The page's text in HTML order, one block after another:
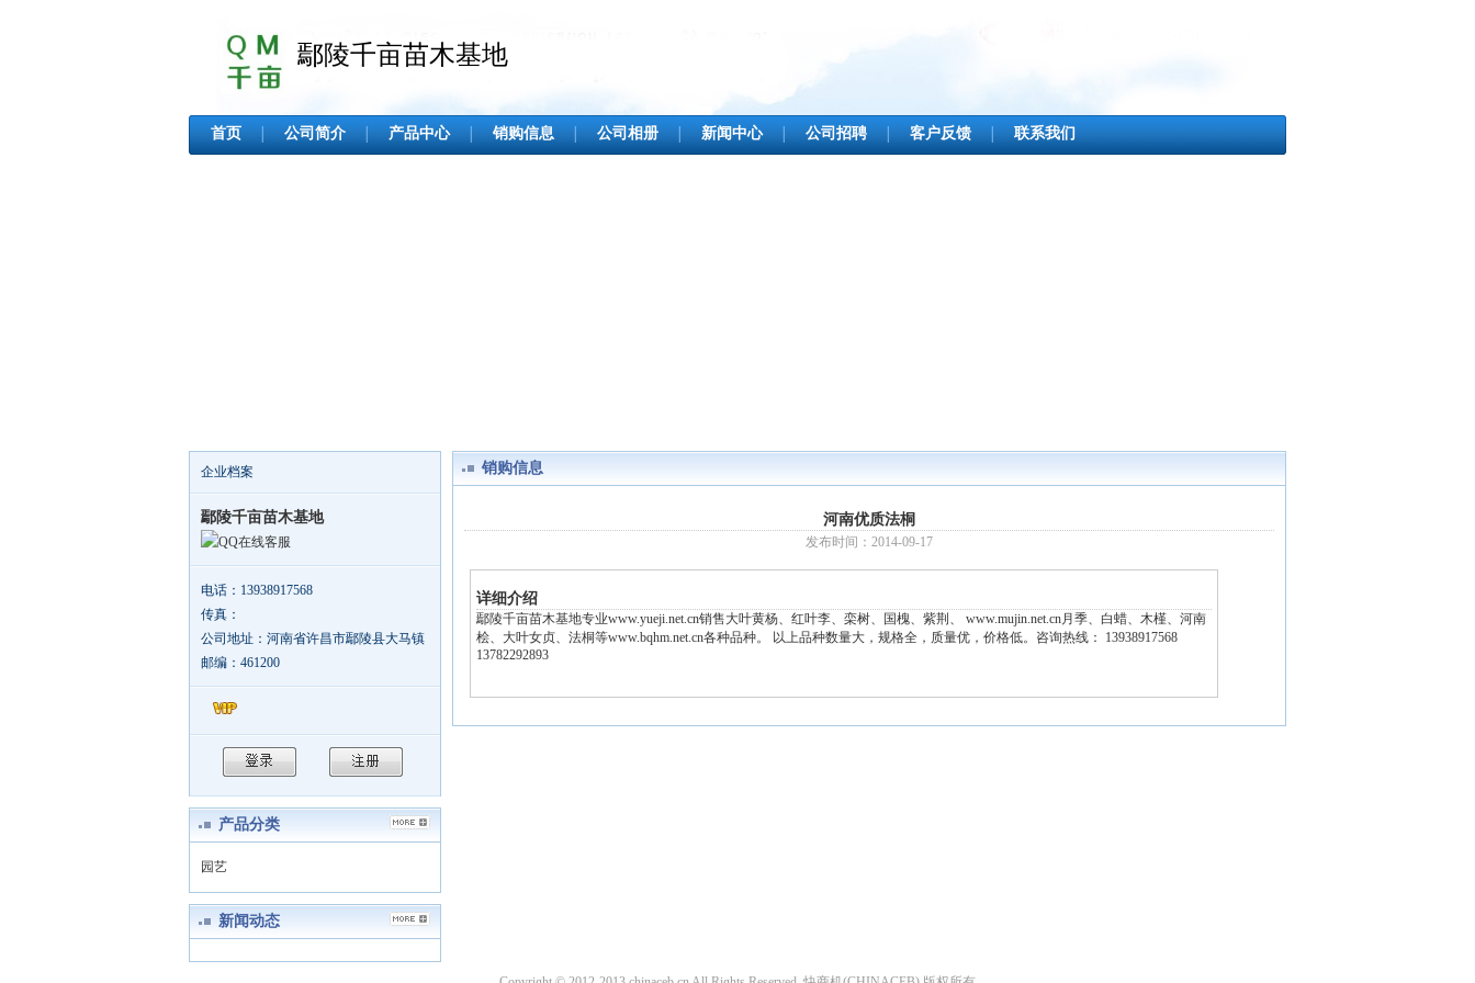
鄢陵千亩苗木基地
首页 公司简介 产品中心 销购信息 公司相册 新闻中心 公司招聘 客户反馈 联系我们
企业档案
鄢陵千亩苗木基地
在线客服
电话：13938917568
传真：
公司地址：河南省许昌市鄢陵县大马镇
邮编：461200
产品分类
园艺
新闻动态
销购信息
河南优质法桐
发布时间：2014-09-17
详细介绍
鄢陵千亩苗木基地专业www.yueji.net.cn销售大叶黄杨、红叶李、栾树、国槐、紫荆、 www.mujin.net.cn月季、白蜡、木槿、河南
桧、大叶女贞、法桐等www.bqhm.net.cn各种品种。 以上品种数量大，规格全，质量优，价格低。咨询热线： 13938917568
13782292893